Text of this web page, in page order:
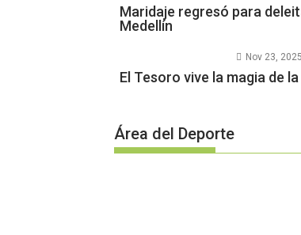
Maridaje regresó para
Medellín
Nov 23, 2025
El Tesoro vive la magia de
Área del Deporte